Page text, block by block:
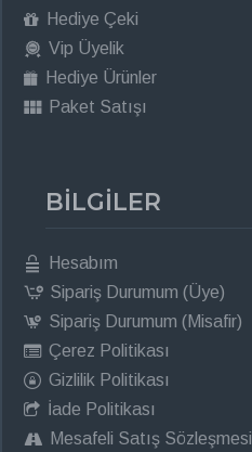
Hediye Çeki
Vip Üyelik
Hediye Ürünler
Paket Satışı
BİLGİLER
Hesabım
Sipariş Durumum (Üye)
Sipariş Durumum (Misafir)
Çerez Politikası
Gizlilik Politikası
İade Politikası
Mesafeli Satış Sözleşmesi